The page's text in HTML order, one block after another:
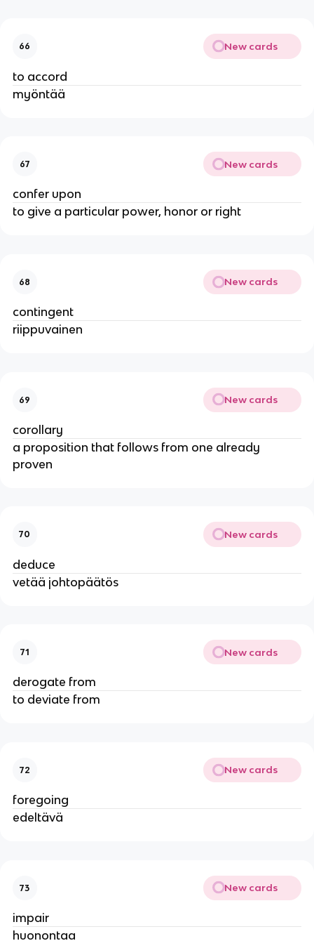
66 New cards
to accord
myöntää
67 New cards
confer upon
to give a particular power, honor or right
68 New cards
contingent
riippuvainen
69 New cards
corollary
a proposition that follows from one already
proven
70 New cards
deduce
vetää johtopäätös
71 New cards
derogate from
to deviate from
72 New cards
foregoing
edeltävä
73 New cards
impair
huonontaa